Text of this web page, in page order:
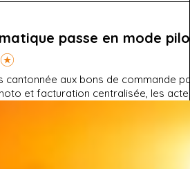
passe en mode
cantonnée aux bons de commande
et facturation centralisée, les